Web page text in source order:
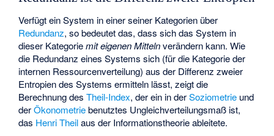
Verfügt ein System in einer seiner Kategorien über
Redundanz, so bedeutet das, dass sich das System in
dieser Kategoriemit eigenen Mittelnverändern kann. Wie
die Redundanz eines Systems sich (für die Kategorie der
internen Ressourcenverteilung) aus der Differenz zweier
Entropien des Systems ermitteln lässt, zeigt die
Berechnung desTheil-Index, der ein in derSoziometrie und
derÖkonometriebenutztes Ungleichverteilungsmaß ist,
das Henri Theilaus der Informationstheorie ableitete.